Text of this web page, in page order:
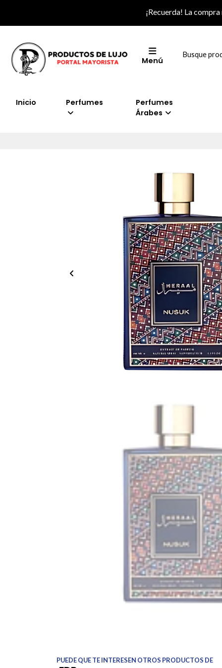
¡Recuerda! La
Menú
Inicio Perfumes
Perfumes
Árabes
PUEDE QUE TE INTERESEN OTROS PRODUCTOS DE